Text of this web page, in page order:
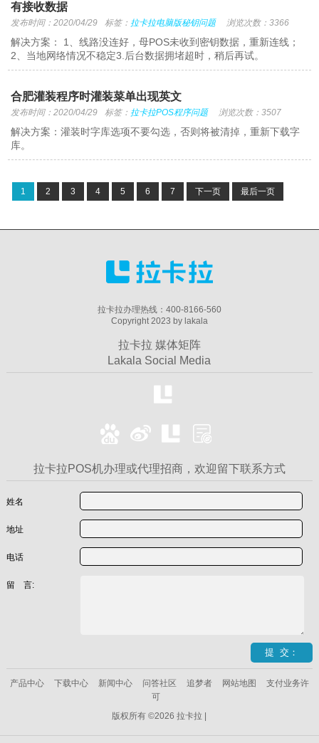
有接收数据
发布时间：2020/04/29 标签： 拉卡拉电脑版秘钥问题 浏览次数：3366
解决方案： 1、线路没连好，母POS未收到密钥数据，重新连线；
2、当地网络情况不稳定3.后台数据拥堵超时，稍后再试。
合肥灌装程序时灌装菜单出现英文
发布时间：2020/04/29 标签： 拉卡拉POS程序问题 浏览次数：3507
解决方案：灌装时字库选项不要勾选，否则将被清掉，重新下载字
库。
1 2 3 4 5 6 7 下一页 最后一页
拉卡拉办理热线：400-8166-560
Copyright 2023 by lakala
拉卡拉 媒体矩阵
Lakala Social Media
拉卡拉POS机办理或代理招商，欢迎留下联系方式
姓名
地址
电话
留 言:
产品中心 下载中心 新闻中心 问答社区 追梦者 网站地图
支付业务许
可
版权所有 ©2026 拉卡拉 |